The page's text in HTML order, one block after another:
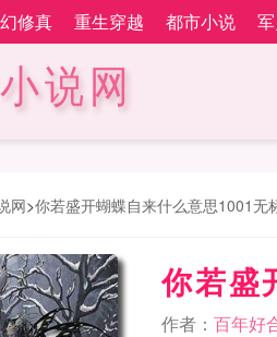
修真 重生穿越 都市小说
说网
网>你若盛开蝴蝶自来什么意思1001无
你若盛
作者： 百年好